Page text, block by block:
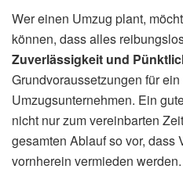
Wer einen Umzug plant,
können, dass alles
Zuverlässigkeit und
Grundvoraussetzungen für
Umzugsunternehmen. Ein
nicht nur zum vereinbarten
gesamten Ablauf so vor, dass
vornherein vermieden